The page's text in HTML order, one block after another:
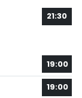
21:30
19:00
19:00